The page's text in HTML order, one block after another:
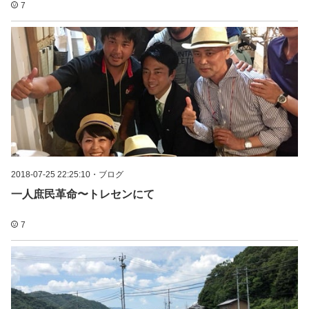
7
2018-07-25 22:25:10 ・ ブログ
一人庶民革命〜トレセンにて
7